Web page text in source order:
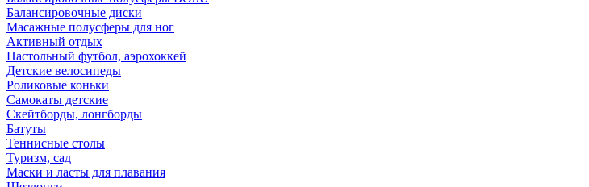
Балансировочные диски
Масажные полусферы для ног
Активный отдых
Настольный футбол, аэрохоккей
Детские велосипеды
Роликовые коньки
Самокаты детские
Скейтборды, лонгборды
Батуты
Теннисные столы
Туризм, сад
Маски и ласты для плавания